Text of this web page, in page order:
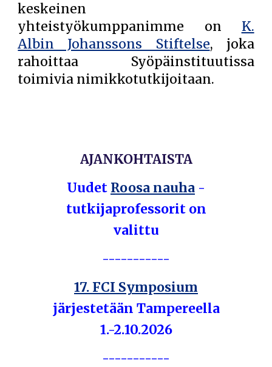
keskeinen
yhteistyökumppanimme on K.
Albin Johanssons Stiftelse, joka
rahoittaa Syöpäinstituutissa
toimivia nimikkotutkijoitaan.
AJANKOHTAISTA
Uudet Roosa nauha -
tutkijaprofessorit on
valittu
-----------
17. FCI Symposium
järjestetään Tampereella
1.-2.10.2026
-----------